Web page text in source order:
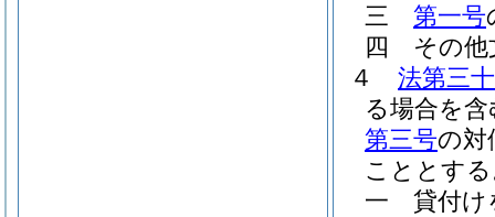
三
第一号
四
その
４
法第三
る場合を含
第三号の対
こととす
一
貸付け